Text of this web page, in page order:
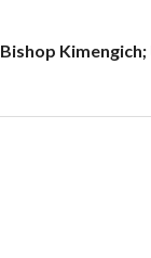
Bishop